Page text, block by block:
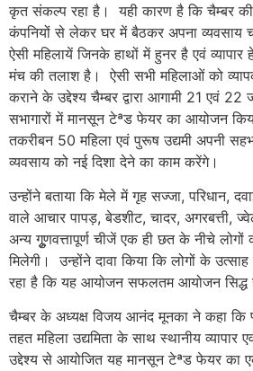
कृत संकल्प रहा है। यही कारण है कि चैम्बर
कंपनियों से लेकर घर में बैठकर अपना व्यवसाय
ऐसी महिलायें जिनके हाथों में हुनर है एवं
मंच की तलाश है। ऐसी सभी महिलाओं को
कराने के उद्देश्य चैम्बर द्वारा आगामी 21 एवं
सभागारों में मानसून टेªड फेयर का आयोजन
तकरीबन 50 महिला एवं पुरूष उद्यमी अपनी
व्यवसाय को नई दिशा देने का काम करेंगे।
उन्होंने बताया कि मेले में गृह सज्जा, परिधान,
वाले आचार पापड़, बेडशीट, चादर, अगरबत्ती,
अन्य गुूणवत्तापूर्ण चीजें एक ही छत के नीचे लोगों
मिलेगी। उन्होंने दावा किया कि लोगों के
रहा है कि यह आयोजन सफलतम आयोजन सिद्ध
चैम्बर के अध्यक्ष विजय आनंद मूनका ने कहा कि
तहत महिला उद्यमिता के साथ स्थानीय व्यापार
उद्देश्य से आयोजित यह मानसून टेªड फेयर का